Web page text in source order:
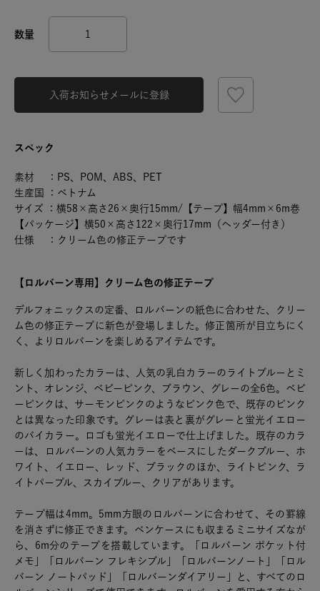
入荷お知らせメールに登録
スペック
素材 ：PS、POM、ABS、PET
生産国 ：ベトナム
サイズ ：横58×高さ26×奥行15mm/【テープ】幅4mm×6m巻
【パッケージ】横50×高さ122×奥行17mm（ヘッダー付き）
仕様 ：クリーム色の修正テープです
【ロルバーン専用】クリーム色の修正テープ
デルフォニックスの定番、ロルバーンの紙色に合わせた、クリー
ム色の修正テープに新色が登場しました。修正箇所が目立ちにく
く、よりロルバーンを楽しめるアイテムです。
新しく加わったカラーは、人気の乳白カラーのライトブルーとミ
ント、オレンジ、ベビーピンク、ブラウン、グレーの全6色。ベビ
ーピンクは、サーモンピンクのようなピンク色で、既存のピンク
とは異なった印象です。グレーは表と裏がグレーと蛍光イエロー
のバイカラー。ロゴも蛍光イエローで仕上げました。既存のカラ
ーは、ロルバーンの人気カラーをベースにしたダークブルー、ホ
ワイト、イエロー、レッド、ブラックのほか、ライトピンク、ラ
イトパープル、スカイブルー、クリアがあります。
テープ幅は4mm。5mm方眼のロルバーンに合わせて、その罫線
を消さずに修正できます。ペンケースにも収まるミニサイズなが
ら、6m分のテープを搭載しています。「ロルバーン ポケット付
メモ」「ロルバーン フレキシブル」「ロルバーンノート」「ロル
バーン ノートパッド」「ロルバーンダイアリー」と、すべてのロ